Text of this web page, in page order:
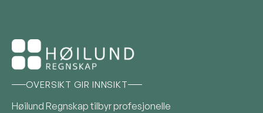
OVERSIKT GIR INNSIKT
Høilund Regnskap tilbyr profesjonelle